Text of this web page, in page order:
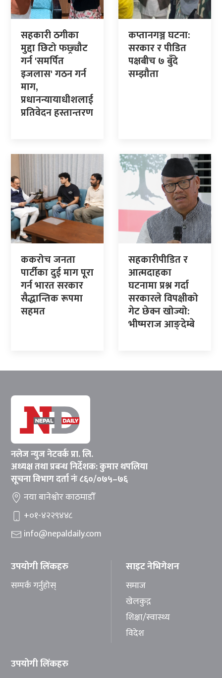
सहकारी ठगीका
मुद्दा छिटो फछ्र्यौट
गर्न 'समर्पित
इजलास' गठन गर्न
माग,
प्रधानन्यायाधीशलाई
प्रतिवेदन हस्तान्तरण
कप्तानगञ्ज घटना:
सरकार र पीडित
पक्षबीच ७ बुँदे
सम्झौता
ककरोच जनता
पार्टीका दुई माग पूरा
गर्न भारत सरकार
सैद्धान्तिक रूपमा
सहमत
सहकारीपीडित र
आत्मदाहका
घटनामा प्रश्न गर्दा
सरकारले विपक्षीको
गेट छेक्न खोज्यो:
भीष्मराज आङ्देम्बे
नलेज न्युज नेटवर्क प्रा. लि.
अध्यक्ष तथा प्रबन्ध निर्देशक: कुमार थपलिया
सूचना विभाग दर्ता नंः ८६०/०७५–७६
नया बानेश्वोर काठमाडौँ
+०१-४२२९४४८
info@nepaldaily.com
उपयोगी लिंकहरु
सम्पर्क गर्नुहोस्
साइट नेभिगेशन
समाज
खेलकुद़़
शिक्षा/स्वास्थ्य
विदेश
उपयोगी लिंकहरु